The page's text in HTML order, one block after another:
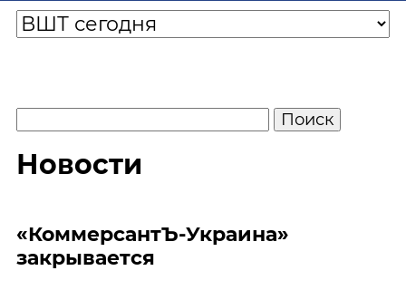
Новости
«КоммерсантЪ-Украина»
закрывается